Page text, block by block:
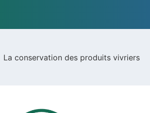
La conservation des produits vivriers